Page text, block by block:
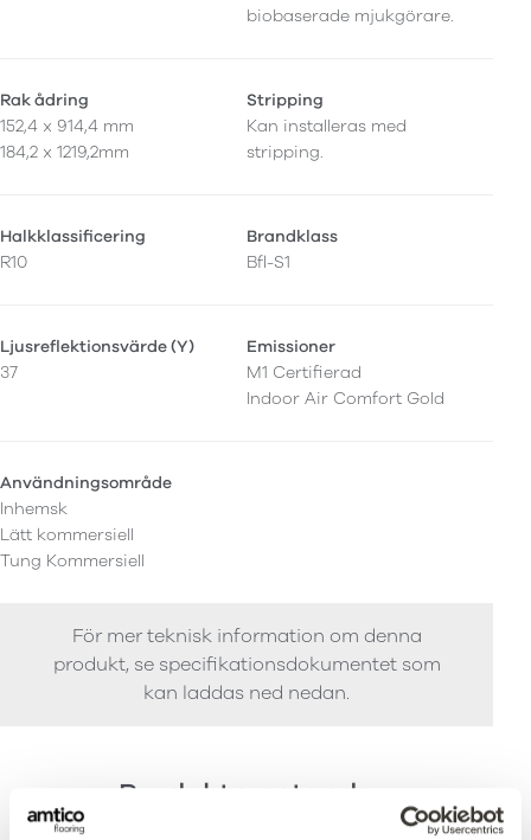
biobaserade mjukgörare.
Rak ådring
152,4 x 914,4 mm
184,2 x 1219,2mm
Stripping
Kan installeras med
stripping.
Halkklassificering
R10
Brandklass
Bfl-S1
Ljusreflektionsvärde (Y)
37
Emissioner
M1 Certifierad
Indoor Air Comfort Gold
Användningsområde
Inhemsk
Lätt kommersiell
Tung Kommersiell
För mer teknisk information om denna
produkt, se specifikationsdokumentet som
kan laddas ned nedan.
Produktprestanda